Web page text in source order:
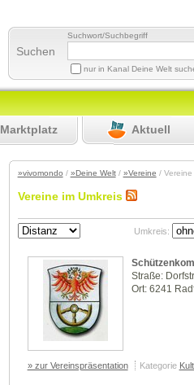
Suchen
Suchwort/Suchbegriff
nur in Kanal Deine Welt
Marktplatz Aktuell
»vivomondo / »Deine Welt/ »Vereine /
Vereine im Umkreis
Umkreis:
Straße:
Ort: 6241
» zur Vereinspräsentation Kategorie